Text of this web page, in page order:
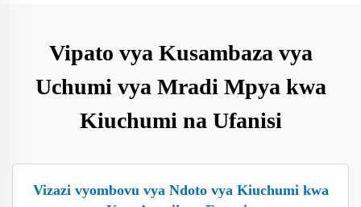
Vipato vya Kusambaza vya
Uchumi vya Mradi Mpya kwa
Kiuchumi na Ufanisi
Vizazi vyombovu vya Ndoto vya Kiuchumi kwa